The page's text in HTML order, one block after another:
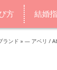
方 結婚
ランド » ― アベリ /